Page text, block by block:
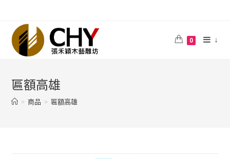
0 ↓
匾額高雄
> 商品 > 匾額高雄